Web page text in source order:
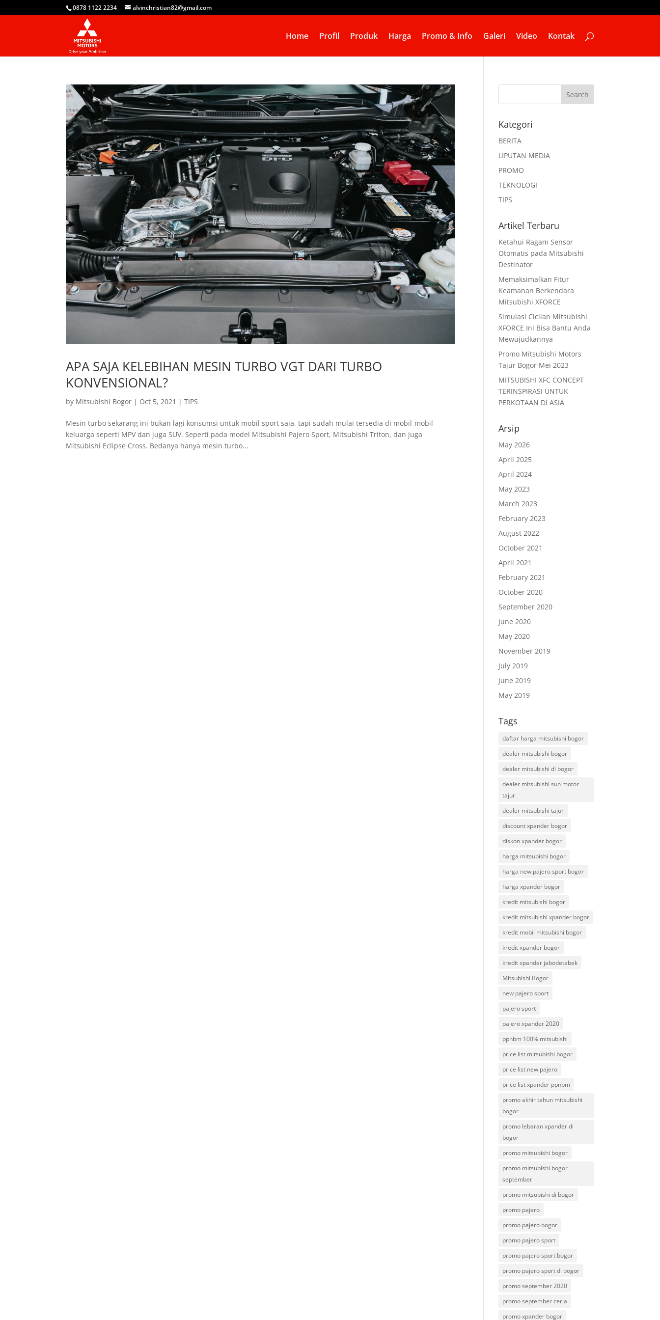
0878 1122 2234 alvinchristian82@gmail.com
Home Profil Produk Harga Promo & Info Galeri Video Kontak
APA SAJA KELEBIHAN MESIN TURBO VGT DARI TURBO
KONVENSIONAL?
by Mitsubishi Bogor | Oct 5, 2021 |TIPS
Mesin turbo sekarang ini bukan lagi konsumsi untuk mobil sport saja, tapi sudah mulai tersedia di mobil-mobil
keluarga seperti MPV dan juga SUV. Seperti pada model Mitsubishi Pajero Sport, Mitsubishi Triton, dan juga
Mitsubishi Eclipse Cross. Bedanya hanya mesin turbo...
Kategori
BERITA
LIPUTAN MEDIA
PROMO
TEKNOLOGI
TIPS
Artikel Terbaru
Ketahui Ragam Sensor
Otomatis pada Mitsubishi
Destinator
Memaksimalkan Fitur
Keamanan Berkendara
Mitsubishi XFORCE
Simulasi Cicilan Mitsubishi
XFORCE Ini Bisa Bantu Anda
Mewujudkannya
Promo Mitsubishi Motors
Tajur Bogor Mei 2023
MITSUBISHI XFC CONCEPT
TERINSPIRASI UNTUK
PERKOTAAN DI ASIA
Arsip
May 2026
April 2025
April 2024
May 2023
March 2023
February 2023
August 2022
October 2021
April 2021
February 2021
October 2020
September 2020
June 2020
May 2020
November 2019
July 2019
June 2019
May 2019
Tags
daftar harga mitsubishi bogor
dealer mitsubishi bogor
dealer mitsubishi di bogor
dealer mitsubishi sun motor
tajur
dealer mitsubishi tajur
discount xpander bogor
diskon xpander bogor
harga mitsubishi bogor
harga new pajero sport bogor
harga xpander bogor
kredit mitsubishi bogor
kredit mitsubishi xpander bogor
kredit mobil mitsubishi bogor
kredit xpander bogor
kredit xpander jabodetabek
Mitsubishi Bogor
new pajero sport
pajero sport
pajero xpander 2020
ppnbm 100% mitsubishi
price list mitsubishi bogor
price list new pajero
price list xpander ppnbm
promo akhir tahun mitsubishi
bogor
promo lebaran xpander di
bogor
promo mitsubishi bogor
promo mitsubishi bogor
september
promo mitsubishi di bogor
promo pajero
promo pajero bogor
promo pajero sport
promo pajero sport bogor
promo pajero sport di bogor
promo september 2020
promo september ceria
promo xpander bogor